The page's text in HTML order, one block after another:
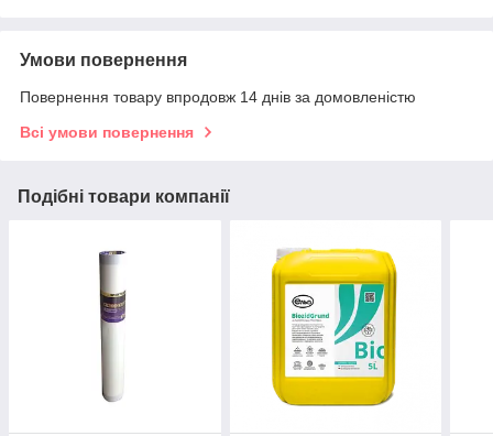
Умови повернення
Повернення товару впродовж 14 днів за домовленістю
Всі умови повернення
Подібні товари компанії